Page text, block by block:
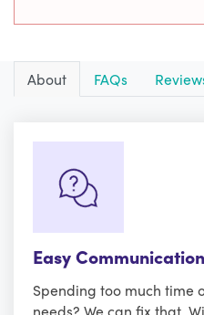
About FAQs
Easy Communication
Spending too much time
needs? We can fix that.